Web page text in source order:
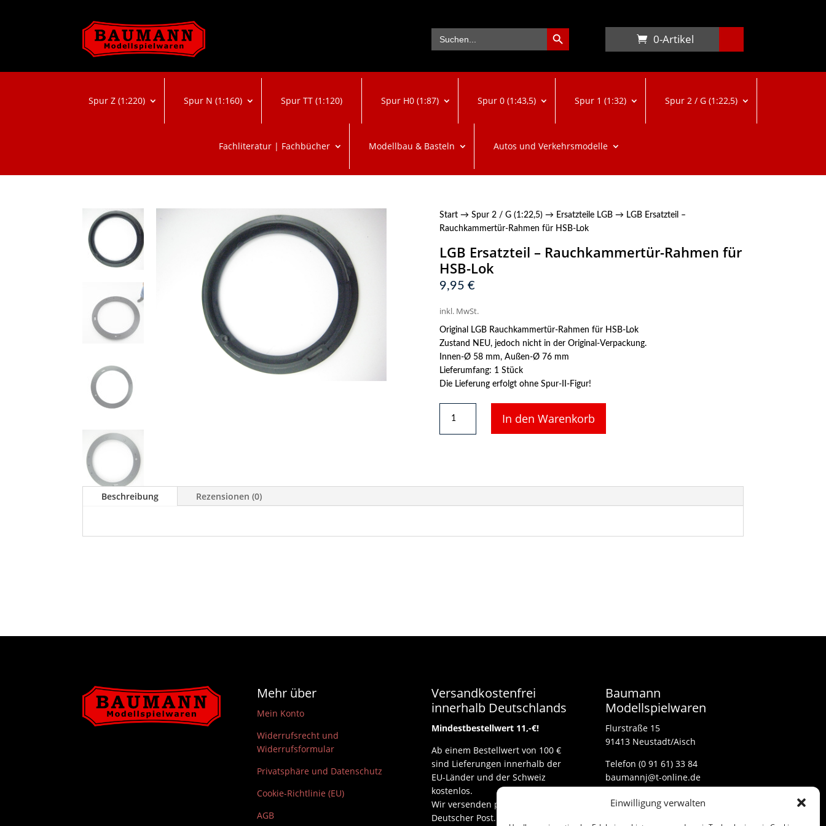
Einwilligung verwalten
Search
for:
Search Button
0-Artikel
Spur Z (1:220) Spur N (1:160) Spur TT (1:120) Spur H0 (1:87) Spur 0 (1:43,5) Spur 1 (1:32) Spur 2 / G (1:22,5)
Fachliteratur | Fachbücher Modellbau & Basteln Autos und Verkehrsmodelle
Start→ Spur 2 / G (1:22,5)→ Ersatzteile LGB→ LGB Ersatzteil –
Rauchkammertür-Rahmen für HSB-Lok
LGB Ersatzteil – Rauchkammertür-Rahmen für
HSB-Lok
9,95 €
inkl. MwSt.
Original LGB Rauchkammertür-Rahmen für HSB-Lok
Zustand NEU, jedoch nicht in der Original-Verpackung.
Innen-Ø 58 mm, Außen-Ø 76 mm
Lieferumfang: 1 Stück
Die Lieferung erfolgt ohne Spur-II-Figur!
Ersatzteil
-
HSB-
Lok
In den Warenkorb
Beschreibung Rezensionen (0)
Mehr über
Mein Konto
Widerrufsrecht und
Widerrufsformular
Privatsphäre und Datenschutz
Cookie-Richtlinie (EU)
AGB
Versandkostenfrei
innerhalb Deutschlands
Mindestbestellwert 11,-€!
Ab einem Bestellwert von 100 €
sind Lieferungen innerhalb der
EU-Länder und der Schweiz
kostenlos.
Wir versenden per DHL und
Deutscher Post.
Baumann
Modellspielwaren
Flurstraße 15
91413 Neustadt/Aisch
Telefon (0 91 61) 33 84
baumannj@t-online.de